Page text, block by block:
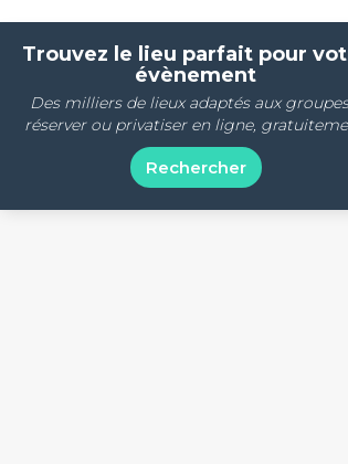
Trouvez le lieu parfait pour
évènement
Des milliers de lieux adaptés aux
réserver ou privatiser en ligne,
Rechercher